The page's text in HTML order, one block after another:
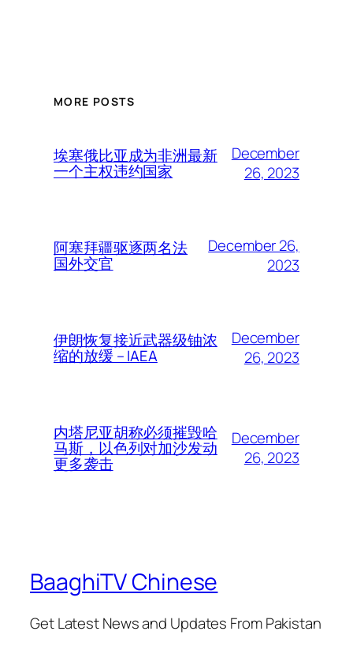
MORE POSTS
埃塞俄比亚成为非洲最新
一个主权违约国家
December
26, 2023
阿塞拜疆驱逐两名法
国外交官
December 26,
2023
伊朗恢复接近武器级铀浓
缩的放缓 – IAEA
December
26, 2023
内塔尼亚胡称必须摧毁哈
马斯，以色列对加沙发动
更多袭击
December
26, 2023
BaaghiTV Chinese
Get Latest News and Updates From Pakistan